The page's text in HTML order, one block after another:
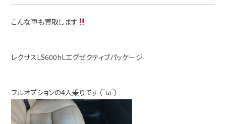
こんな車も買取します
レクサスLS600hLエグゼクティブパッケージ
フルオプションの4人乗りです（＾ω＾）